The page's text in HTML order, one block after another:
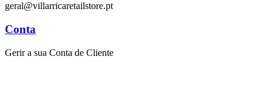
geral@villarricaretailstore.pt
Conta
Gerir a sua Conta de Cliente